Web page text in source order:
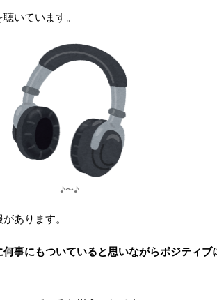
いています。
♪〜♪
あります。
事にもついていると思いながらポジティブ